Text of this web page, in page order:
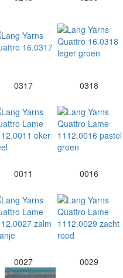
0317 0318
0011 0016
0027 0029